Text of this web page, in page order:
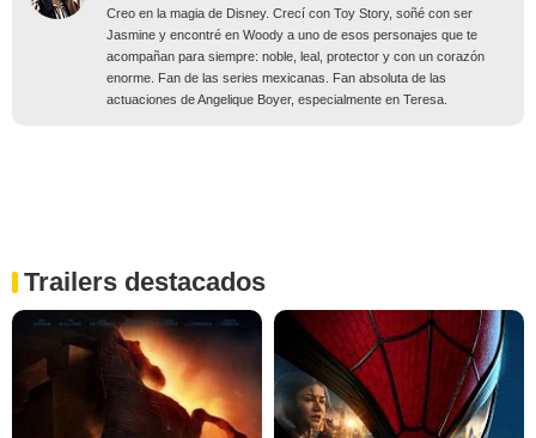
Creo en la magia de Disney. Crecí con Toy Story, soñé con ser
Jasmine y encontré en Woody a uno de esos personajes que te
acompañan para siempre: noble, leal, protector y con un corazón
enorme. Fan de las series mexicanas. Fan absoluta de las
actuaciones de Angelique Boyer, especialmente en Teresa.
Trailers destacados